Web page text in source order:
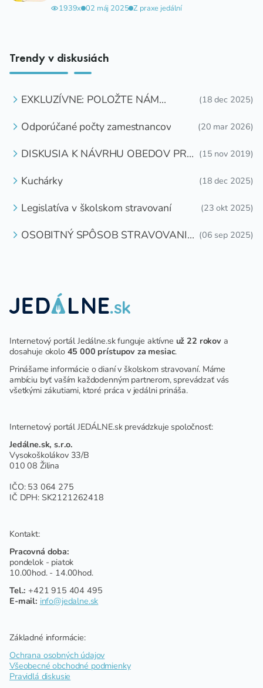
1939x 02 máj 2025 Z praxe jedální
Trendy v diskusiách
EXKLUZÍVNE: POLOŽTE NÁM
(18 dec 2025)
Odporúčané počty zamestnancov (20 mar 2026)
DISKUSIA K NÁVRHU OBEDOV PRE
(15 nov 2019)
Kuchárky (18 dec 2025)
Legislatíva v školskom stravovaní (23 okt 2025)
OSOBITNÝ SPÔSOB STRAVOVANIA (06 sep 2025)
Internetový portál Jedálne.sk funguje aktívne už 22 rokova
dosahuje okolo 45 000 prístupov za mesiac.
Prinášame informácie o dianí v školskom stravovaní. Máme
ambíciu byť vaším každodenným partnerom, sprevádzať vás
všetkými zákutiami, ktoré práca v jedálni prináša.
Internetový portál JEDÁLNE.sk prevádzkuje spoločnosť:
Jedálne.sk, s.r.o.
Vysokoškolákov 33/B
010 08 Žilina
IČO: 53 064 275
IČ DPH: SK2121262418
Kontakt:
Pracovná doba:
pondelok - piatok
10.00hod. - 14.00hod.
Tel.: +421 915 404 495
E-mail: info@jedalne.sk
Základné informácie:
Ochrana osobných údajov
Všeobecné obchodné podmienky
Pravidlá diskusie